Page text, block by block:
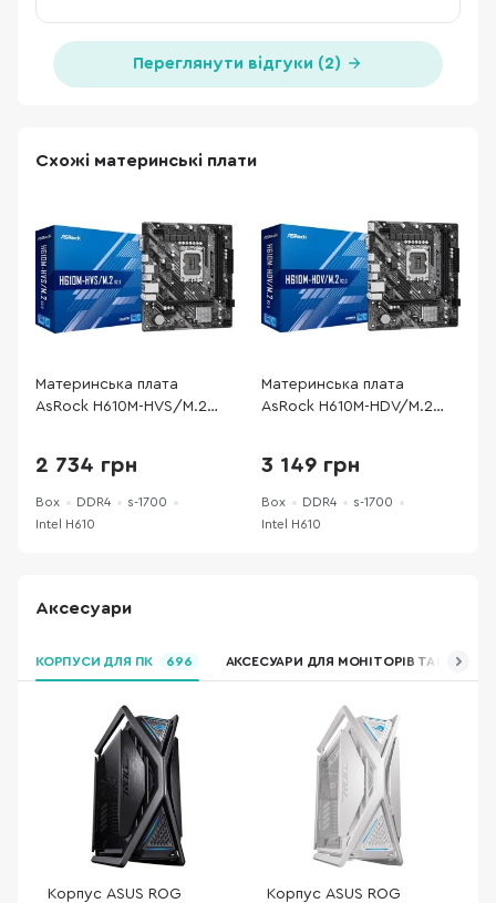
Переглянути відгуки (2)
Схожі материнські плати
Материнська плата
AsRock H610M-HVS/M.2
2 734 грн
Box DDR4
s-1700
Intel H610
Материнська плата
AsRock H610M-HDV/M.2
3 149 грн
Box DDR4
s-1700
Intel H610
Аксесуари
КОРПУСИ ДЛЯ ПК 696 АКСЕСУАРИ ДЛЯ МОНІТОРІВ ТА
Корпус ASUS ROG
Корпус ASUS ROG